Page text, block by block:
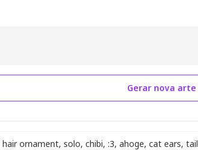
Gerar nova arte
hair ornament, solo, chibi, :3, ahoge, cat ears, tail